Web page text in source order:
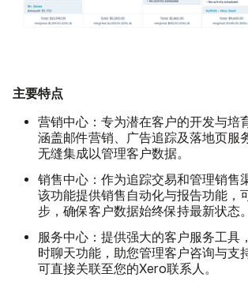
主要特点
营销中心： 专为潜在客户的开发与培
涵盖邮件营销、广告追踪及落地页服
无缝集成以管理客户数据。
销售中心： 作为追踪交易和管理销售
该功能提供销售自动化与报告功能，
步，确保客户数据始终保持最新状态。
服务中心： 提供强大的客户服务工具
时聊天功能，助您管理客户咨询与支
可直接关联至您的Xero联系人。